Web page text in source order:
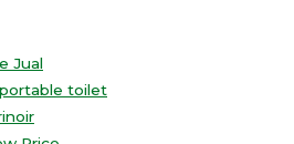
Jual
toilet